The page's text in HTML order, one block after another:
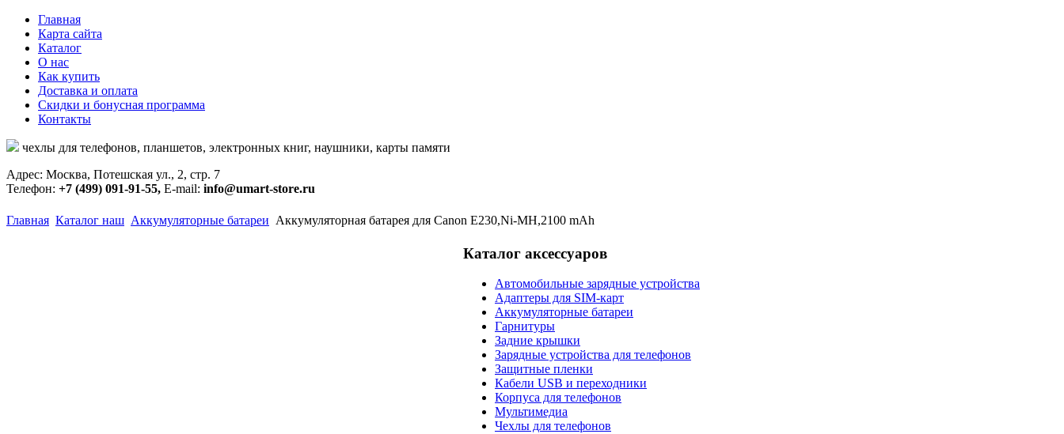
Главная
Карта сайта
Каталог
О нас
Как купить
Доставка и оплата
Скидки и бонусная программа
Контакты
чехлы для телефонов, планшетов, электронных книг, наушники, карты памяти
Адрес: Москва, Потешская ул., 2, стр. 7
Телефон: +7 (499) 091-91-55, E-mail: info@umart-store.ru
Главная Каталог наш Аккумуляторные батареи Аккумуляторная батарея для Canon E230,Ni-MH,2100 mAh
Каталог аксессуаров
Автомобильные зарядные устройства
Адаптеры для SIM-карт
Аккумуляторные батареи
Гарнитуры
Задние крышки
Зарядные устройства для телефонов
Защитные пленки
Кабели USB и переходники
Корпуса для телефонов
Мультимедиа
Чехлы для телефонов